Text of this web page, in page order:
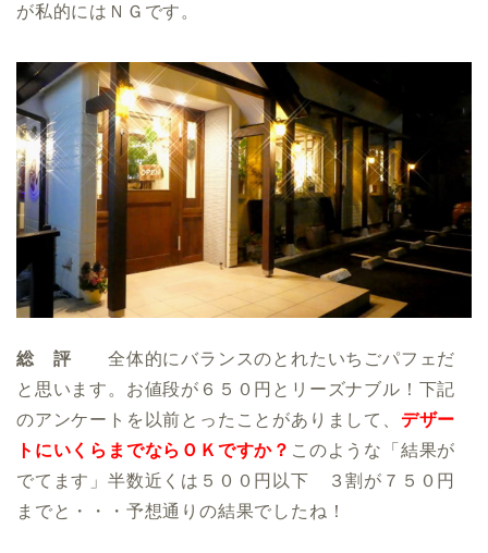
が私的にはＮＧです。
総 評 全体的にバランスのとれたいちごパフェだ
と思います。お値段が６５０円とリーズナブル！下記
のアンケートを以前とったことがありまして、 デザー
トにいくらまでならＯＫですか？ このような「結果が
でてます」半数近くは５００円以下 ３割が７５０円
までと・・・予想通りの結果でしたね！